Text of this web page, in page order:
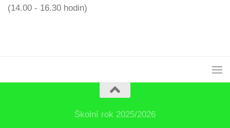
(14.00 - 16.30 hodin)
Školní rok 2025/2026